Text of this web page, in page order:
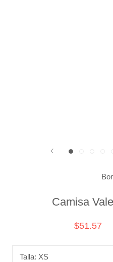
Camisa
$51.57
Talla: XS